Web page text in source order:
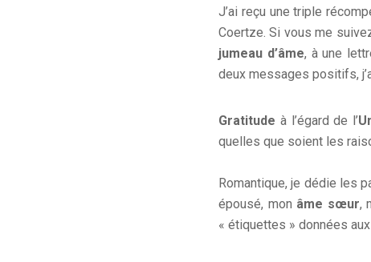
J’ai reçu une triple
Coertze. Si vous me
jumeau d’âme, à une
deux messages positifs,
Gratitude à l’égard de l’
quelles que soient les
Romantique, je dédie les
épousé, mon âme sœur,
« étiquettes » données